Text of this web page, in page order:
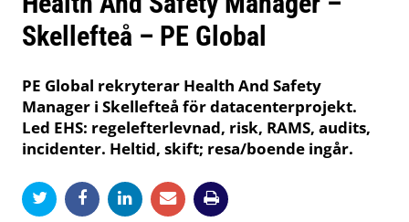
Skellefteå – PE Global
PE Global rekryterar Health And Safety
Manager i Skellefteå för datacenterprojekt.
Led EHS: regelefterlevnad, risk, RAMS, audits,
incidenter. Heltid, skift; resa/boende ingår.